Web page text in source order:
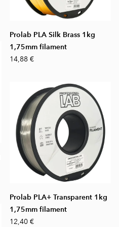
Prolab PLA Silk Brass 1kg
1,75mm filament
14,88 €
Prolab PLA+ Transparent 1kg
1,75mm filament
12,40 €